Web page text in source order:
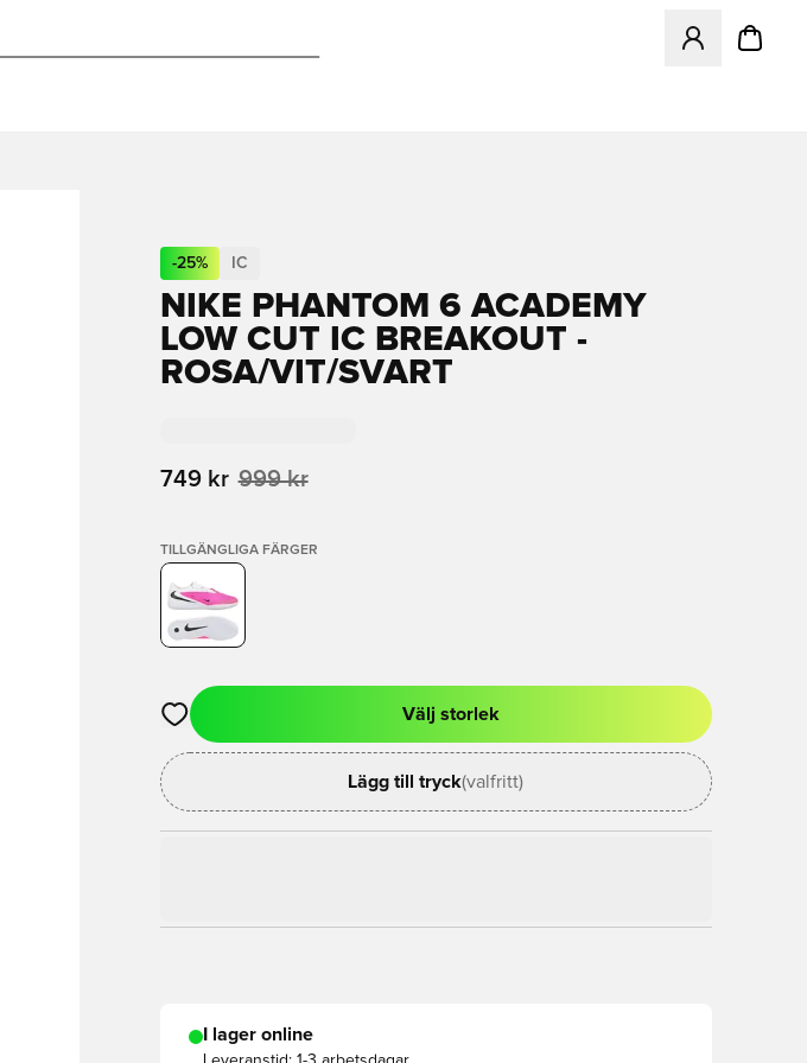
Öppnar en
-25% IC
NIKE PHANTOM 6 ACADEMY
LOW CUT IC BREAKOUT -
ROSA/VIT/SVART
749 kr 999 kr
TILLGÄNGLIGA FÄRGER
Öppnar en Modal för att logga in eller registrera dig som medlem
Välj storlek
Lägg till tryck(valfritt)
I lager online